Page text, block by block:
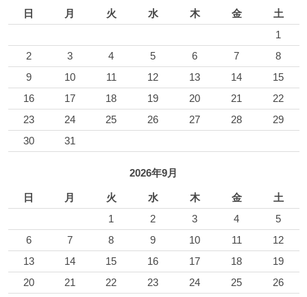
日 月 火 水 木 金
土
1
2
3 4 5 6 7
8
9
10 11 12 13 14
15
16
17 18 19 20 21
22
23
24 25 26 27 28
29
30
31
2026年9月
日 月 火 水 木 金
土
1
2 3 4
5
6
7 8 9 10 11
12
13
14 15 16 17 18
19
20
21 22 23 24 25
26